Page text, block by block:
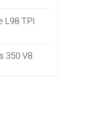
L98 TPI
350 V8